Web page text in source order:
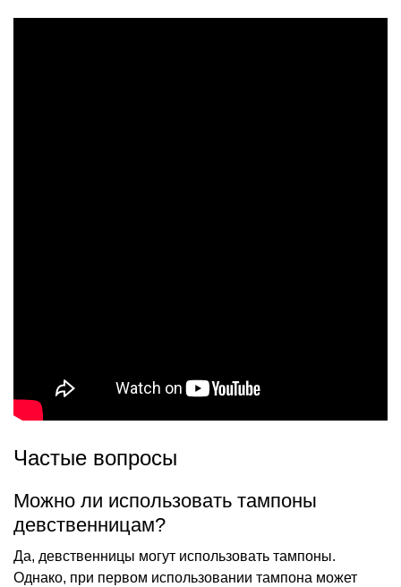
Частые вопросы
Можно ли использовать тампоны
девственницам?
Да, девственницы могут использовать тампоны.
Однако, при первом использовании тампона может